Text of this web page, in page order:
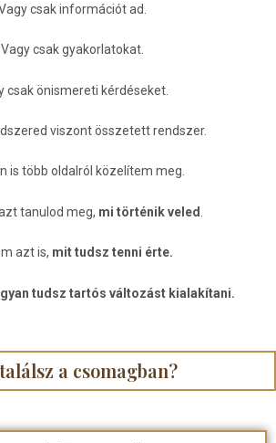
csak információt ad.
Vagy csak gyakorlatokat.
csak önismereti kérdéseket.
viszont összetett rendszer.
is több oldalról közelítem meg.
tanulod meg, mi történik veled
azt is, mit tudsz tenni érte.
tudsz tartós változást kialakítani.
a csomagban?